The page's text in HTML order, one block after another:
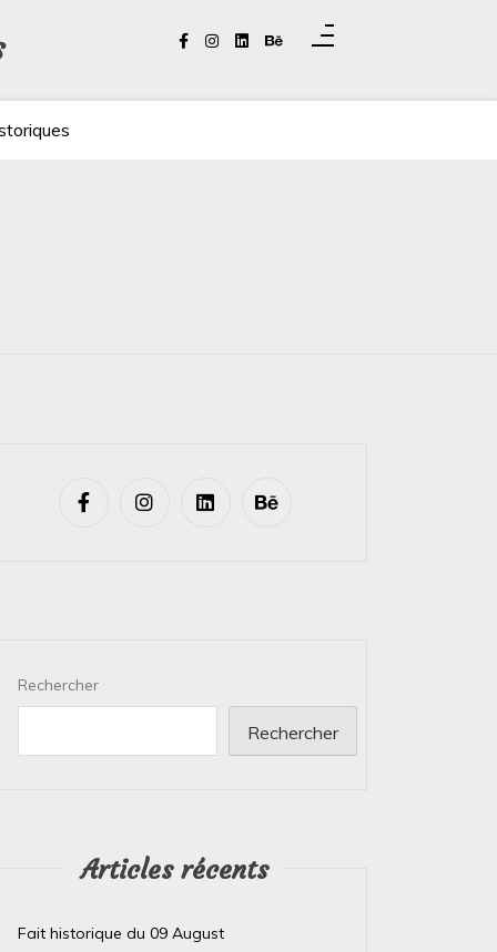
Rechercher
Rechercher
Articles récents
Fait historique du 09 August